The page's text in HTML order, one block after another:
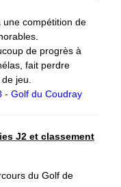
une compétition de
de progrès à
fait perdre
jeu.
- Golf du Coudray
J2 et classement
du Golf de